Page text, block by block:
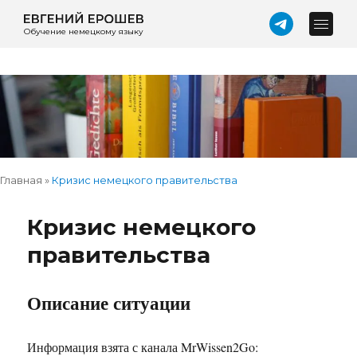
Обучение немецкому языку
Главная » Кризис немецкого правительства
Кризис немецкого
правительства
Описание ситуации
Информация взята с канала MrWissen2Go: